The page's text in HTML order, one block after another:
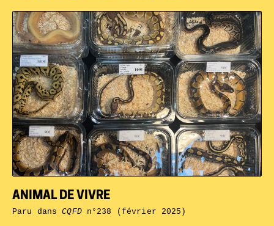
ANIMAL DE VIVRE
Paru dansCQFDn°238 (février 2025)